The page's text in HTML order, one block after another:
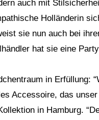
auch mit
Holländerin
sie nun auch bei
hat sie eine
in Erfüllung:
Accessoire, das
in Hamburg.